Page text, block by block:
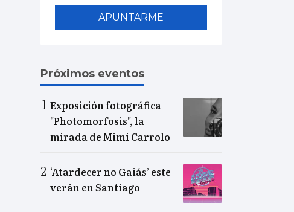
APUNTARME
Próximos eventos
Exposición fotográfica
"Photomorfosis", la
mirada de Mimi Carrolo
‘Atardecer no Gaiás’ este
verán en Santiago